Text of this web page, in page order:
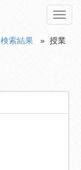
検索結果 » 授業